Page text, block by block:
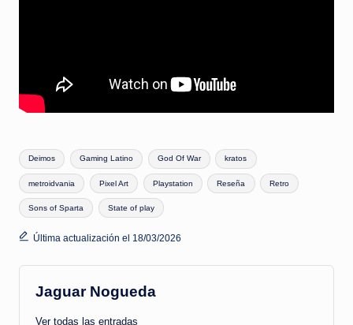
Etiquetas:
Deimos Gaming Latino God Of War kratos
metroidvania Pixel Art Playstation Reseña Retro
Sons of Sparta State of play
Última actualización el 18/03/2026
Jaguar Nogueda
Ver todas las entradas